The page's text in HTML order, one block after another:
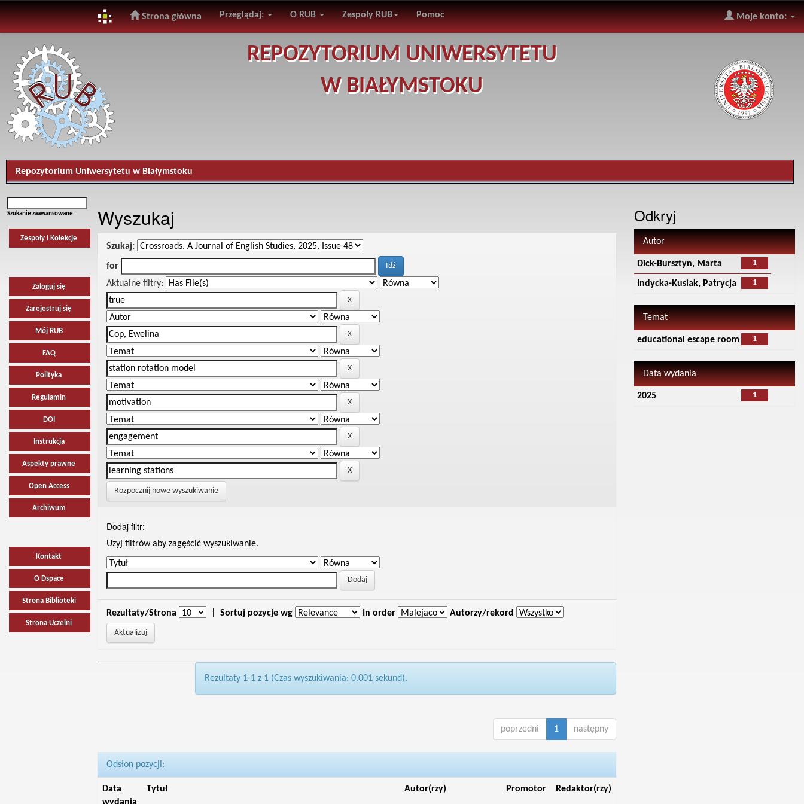
navigation
Strona główna Przeglądaj: O RUB Zespoły RUB Pomoc Moje konto:
REPOZYTORIUM UNIWERSYTETU
W BIAŁYMSTOKU
Repozytorium Uniwersytetu w Białymstoku
Szukanie zaawansowane
Zespoły i Kolekcje
Zaloguj się
Zarejestruj się
Mój RUB
FAQ
Polityka
Regulamin
DOI
Instrukcja
Aspekty prawne
Open Access
Archiwum
Kontakt
O Dspace
Strona Biblioteki
Strona Uczelni
Wyszukaj
Szukaj:
for
Aktualne filtry:
Rozpocznij nowe wyszukiwanie
Dodaj filtr:
Uzyj filtrów aby zagęścić wyszukiwanie.
Rezultaty/Strona Sortuj pozycje wg In order Autorzy/rekord
Rezultaty 1-1 z 1 (Czas wyszukiwania: 0.001 sekund).
poprzedni 1 następny
Odsłon pozycji:
Data
Tytuł Autor(rzy) Promotor Redaktor(rzy)
Odkryj
Autor
1
Dick-Bursztyn, Marta
1
Indycka-Kusiak, Patrycja
Temat
1
educational escape room
Data wydania
1
2025